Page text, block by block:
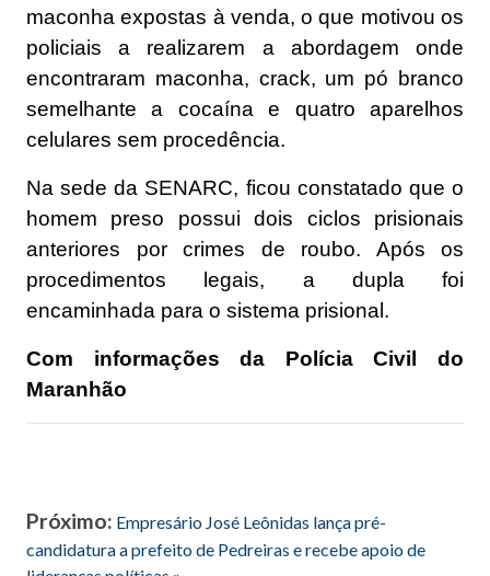
maconha expostas à venda, o que motivou os
policiais a realizarem a abordagem onde
encontraram maconha, crack, um pó branco
semelhante a cocaína e quatro aparelhos
celulares sem procedência.
Na sede da SENARC, ficou constatado que o
homem preso possui dois ciclos prisionais
anteriores por crimes de roubo. Após os
procedimentos legais, a dupla foi
encaminhada para o sistema prisional.
Com informações da Polícia Civil do
Maranhão
Próximo: Empresário José Leônidas lança pré-
candidatura a prefeito de Pedreiras e recebe apoio de